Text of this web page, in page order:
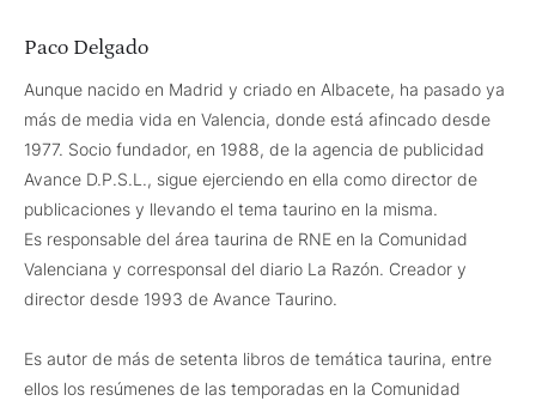
Paco Delgado
Aunque nacido en Madrid y criado en Albacete, ha pasado ya
más de media vida en Valencia, donde está afincado desde
1977. Socio fundador, en 1988, de la agencia de publicidad
Avance D.P.S.L., sigue ejerciendo en ella como director de
publicaciones y llevando el tema taurino en la misma.
Es responsable del área taurina de RNE en la Comunidad
Valenciana y corresponsal del diario La Razón. Creador y
director desde 1993 de Avance Taurino.
Es autor de más de setenta libros de temática taurina, entre
ellos los resúmenes de las temporadas en la Comunidad